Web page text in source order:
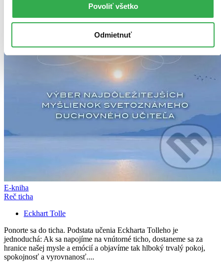
Povoliť všetko
Odmietnuť
E-kniha
Reč ticha
Eckhart Tolle
Ponorte sa do ticha. Podstata učenia Eckharta Tolleho je
jednoduchá: Ak sa napojíme na vnútorné ticho, dostaneme sa za
hranice našej mysle a emócií a objavíme tak hlboký trvalý pokoj,
spokojnosť a vyrovnanosť....